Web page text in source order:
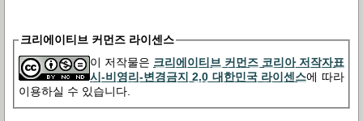
크리에이티브 커먼즈 라이센스
이 저작물은 크리에이티브 커먼즈 코리아 저작자표
시-비영리-변경금지 2.0 대한민국 라이센스에 따라
이용하실 수 있습니다.